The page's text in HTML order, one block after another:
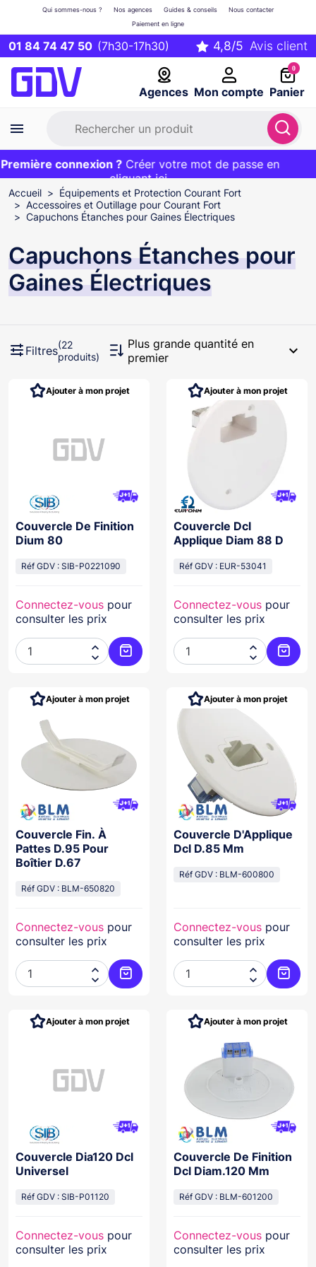
01 84 74 47 50 (7h30-17h30)
Agences Mon compte
Qui sommes-nous ? Nos agences Guides & conseils
Nous contacter
Paiement en ligne
0
Panier
Première commande ?20€ OFFERT sur votre panier
et livraison 24/48h gratuite avec le codeBIENVENUE
connexion ?Créer votre mot de passe en
cliquant ici
EXCLU WEB :
Accueil
Équipements et Protection Courant Fort
Accessoires et Outillage pour Courant Fort
Capuchons Étanches pour Gaines Électriques
Capuchons Étanches pour
Gaines Électriques
Filtres(22
produits)
Plus grande quantité en
premier
expand_more
Couvercle De Finition
Dium 80
Réf GDV : SIB-P0221090
Connectez-vous pour
consulter les prix


Ajouter au panier
Ajouter à mon projet
Couvercle Dcl
Applique Diam 88 D
Réf GDV : EUR-53041
Connectez-vous pour
consulter les prix


Ajouter à mon projet
Couvercle Fin. À
Pattes D.95 Pour
Boîtier D.67
Réf GDV : BLM-650820
Connectez-vous pour
consulter les prix


Ajouter au panier
Ajouter à mon projet
Couvercle D'Applique
Dcl D.85 Mm
Réf GDV : BLM-600800
Connectez-vous pour
consulter les prix


Ajouter à mon projet
Couvercle Dia120 Dcl
Universel
Réf GDV : SIB-P01120
Connectez-vous pour
consulter les prix
Ajouter à mon projet
Couvercle De Finition
Dcl Diam.120 Mm
Réf GDV : BLM-601200
Connectez-vous pour
consulter les prix
Ajouter à mon projet